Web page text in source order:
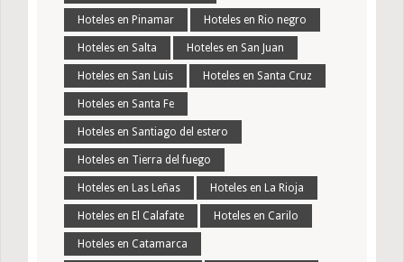
Hoteles en Pinamar Hoteles en Rio negro
Hoteles en Salta Hoteles en San Juan
Hoteles en San Luis Hoteles en Santa Cruz
Hoteles en Santa Fe
Hoteles en Santiago del estero
Hoteles en Tierra del fuego
Hoteles en Las Leñas Hoteles en La Rioja
Hoteles en El Calafate Hoteles en Carilo
Hoteles en Catamarca